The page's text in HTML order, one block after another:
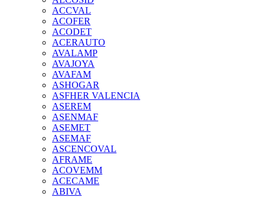
ACCVAL
ACOFER
ACODET
ACERAUTO
AVALAMP
AVAJOYA
AVAFAM
ASHOGAR
ASFHER VALENCIA
ASEREM
ASENMAF
ASEMET
ASEMAF
ASCENCOVAL
AFRAME
ACOVEMM
ACECAME
ABIVA